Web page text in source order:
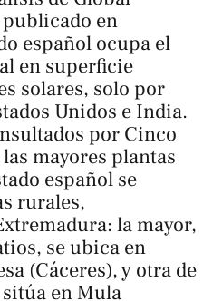
publicado en
español ocupa el
en superficie
solares, solo por
Unidos e India.
por Cinco
mayores plantas
español se
rurales,
la mayor,
se ubica en
(Cáceres), y otra de
en Mula